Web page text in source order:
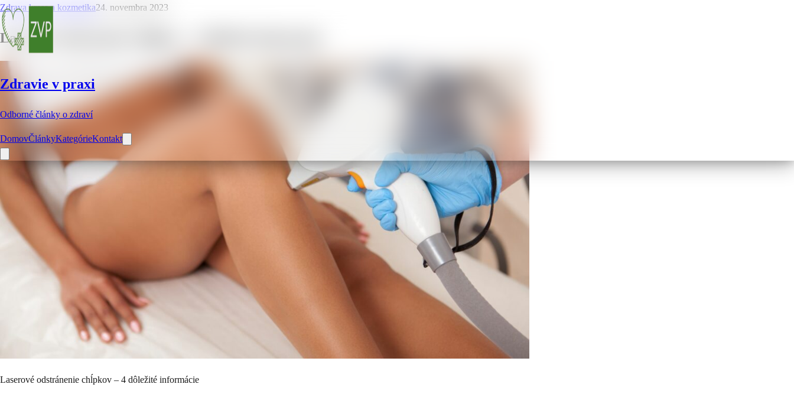
Zdravie v praxi
Odborné články o zdraví
DomovČlánkyKategórieKontakt
Zdrava krasa a kozmetika24. novembra 2023
Laserové odstránenie chĺpkov – 4 dôležité informácie
Laserové odstránenie chĺpkov – 4 dôležité informácie